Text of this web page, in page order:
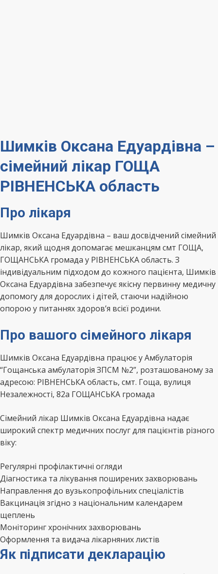
Шимків Оксана Едуардівна –
сімейний лікар ГОЩА
РІВНЕНСЬКА область
Про лікаря
Шимків Оксана Едуардівна – ваш досвідчений сімейний
лікар, який щодня допомагає мешканцям смт ГОЩА,
ГОЩАНСЬКА громада у РІВНЕНСЬКА область. З
індивідуальним підходом до кожного пацієнта, Шимків
Оксана Едуардівна забезпечує якісну первинну медичну
допомогу для дорослих і дітей, стаючи надійною
опорою у питаннях здоров’я всієї родини.
Про вашого сімейного лікаря
Шимків Оксана Едуардівна працює у Амбулаторія
“Гощанська амбулаторія ЗПСМ №2”, розташованому за
адресою: РІВНЕНСЬКА область, смт. Гоща, вулиця
Незалежності, 82а ГОЩАНСЬКА громада
Сімейний лікар Шимків Оксана Едуардівна надає
широкий спектр медичних послуг для пацієнтів різного
віку:
Регулярні профілактичні огляди
Діагностика та лікування поширених захворювань
Направлення до вузькопрофільних спеціалістів
Вакцинація згідно з національним календарем
щеплень
Моніторинг хронічних захворювань
Оформлення та видача лікарняних листів
Як підписати декларацію